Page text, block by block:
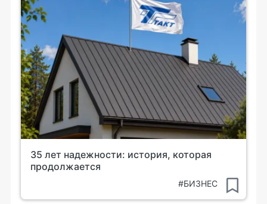
35 лет надежности: история, которая
продолжается
#БИЗНЕС